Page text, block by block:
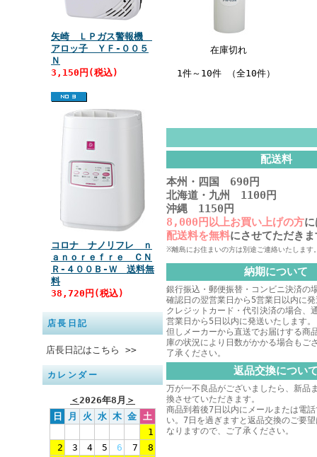
矢崎 ＬＰガス警報機
アロッ子 ＹＦ‐００５
Ｎ
3,150円(税込)
コロナ ナノリフレ ｎ
ａｎｏｒｅｆｒｅ ＣＮ
Ｒ‐４００Ｂ‐Ｗ 送料無
料
38,720円(税込)
店長日記
店長日記はこちら >>
カレンダー
＜2026年8月 ＞
日
月 火 水 木 金 土
1
2
3 4 5 6 7
8
在庫切れ
1件～10件 （全10件）
配送料
本州・四国 690円
北海道・九州 1100円
沖縄 1150円
8,000円以上お買い上げの方
配送料を無料にさせてただき
※離島にお住まいの方は別途ご連絡いたします
納期について
銀行振込・郵便振替・コンビニ決済の
確認日の翌営業日から5営業日以内に
クレジットカード・代引決済の場合、
営業日から5日以内に発送いたします。
但しメーカーから直送でお届けする商
庫の状況により日数がかかる場合もご
了承ください。
返品交換につい
万が一不良品がございましたら、新品
換させていただきます。
商品到着後7日以内にメールまたは電
い。7日を過ぎますと返品交換のご要
なりますので、ご了承ください。